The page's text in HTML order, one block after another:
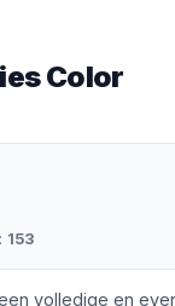
Color
153
volledige en